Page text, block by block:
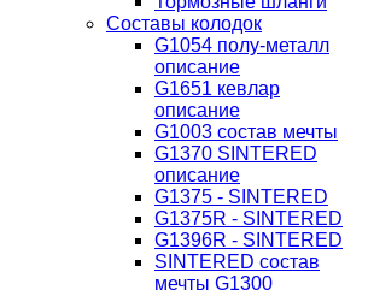
Составы колодок
G1054 полу-металл
описание
G1651 кевлар
описание
G1003 состав мечты
G1370 SINTERED
описание
G1375 - SINTERED
G1375R - SINTERED
G1396R - SINTERED
SINTERED состав
мечты G1300